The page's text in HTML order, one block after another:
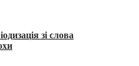
зі слова